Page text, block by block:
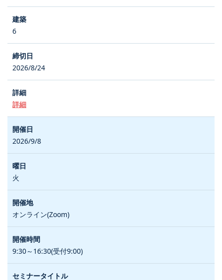
6
2026/8/24
詳細
2026/9/8
火
オンライン(Zoom)
9:30～16:30(受付9:00)